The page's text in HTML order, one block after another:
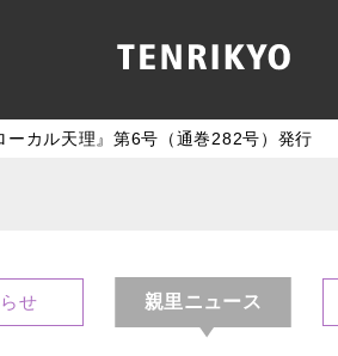
ーカル天理』第6号（通巻282号）発行
せ 親里ニュース